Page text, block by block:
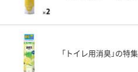
「トイレ用消臭」の特集